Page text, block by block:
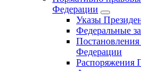
Федерации
Указы
Федеральные
Постановления
Федерации
Распоряжения